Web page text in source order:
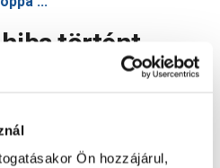
Ön hozzájárul,
történt
újratöltése